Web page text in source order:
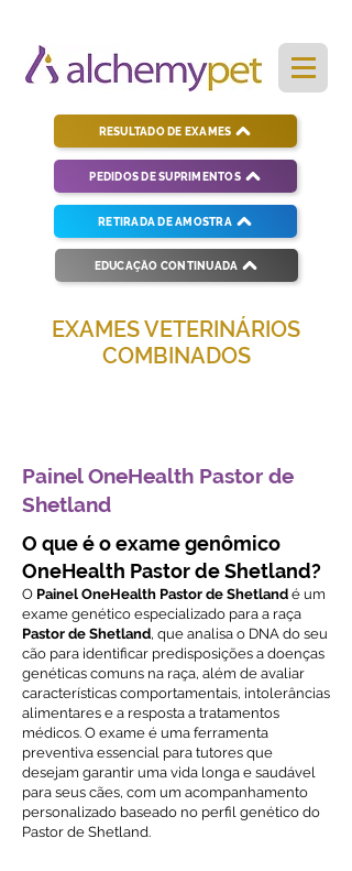
PEDIDOS DE SUPRIMENTOS
RESULTADO DE EXAMES
RETIRADA DE AMOSTRA
EDUCAÇÃO CONTINUADA
EXAMES VETERINÁRIOS
COMBINADOS
Painel OneHealth Pastor de
Shetland
O que é o exame genômico
OneHealth Pastor de Shetland?
O Painel OneHealth Pastor de Shetland é um
exame genético especializado para a raça
Pastor de Shetland, que analisa o DNA do seu
cão para identificar predisposições a doenças
genéticas comuns na raça, além de avaliar
características comportamentais, intolerâncias
alimentares e a resposta a tratamentos
médicos. O exame é uma ferramenta
preventiva essencial para tutores que
desejam garantir uma vida longa e saudável
para seus cães, com um acompanhamento
personalizado baseado no perfil genético do
Pastor de Shetland.